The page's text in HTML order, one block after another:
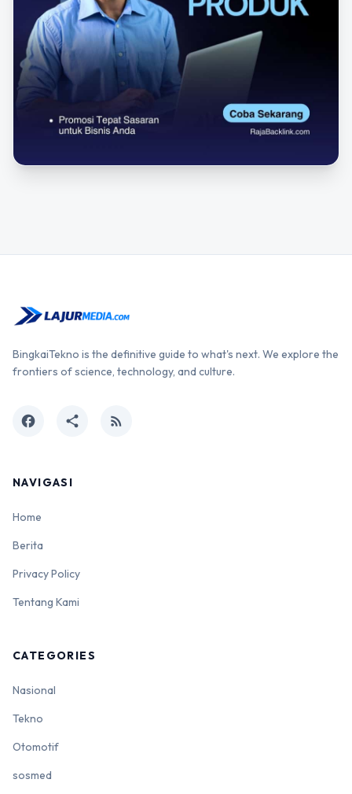
BingkaiTekno is the definitive guide to what's next. We explore the
frontiers of science, technology, and culture.
facebook share rss_feed
NAVIGASI
Home
Berita
Privacy Policy
Tentang Kami
CATEGORIES
Nasional
Tekno
Otomotif
sosmed